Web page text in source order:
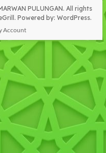
PULUNGAN. All rights
Powered by:WordPress.
Account